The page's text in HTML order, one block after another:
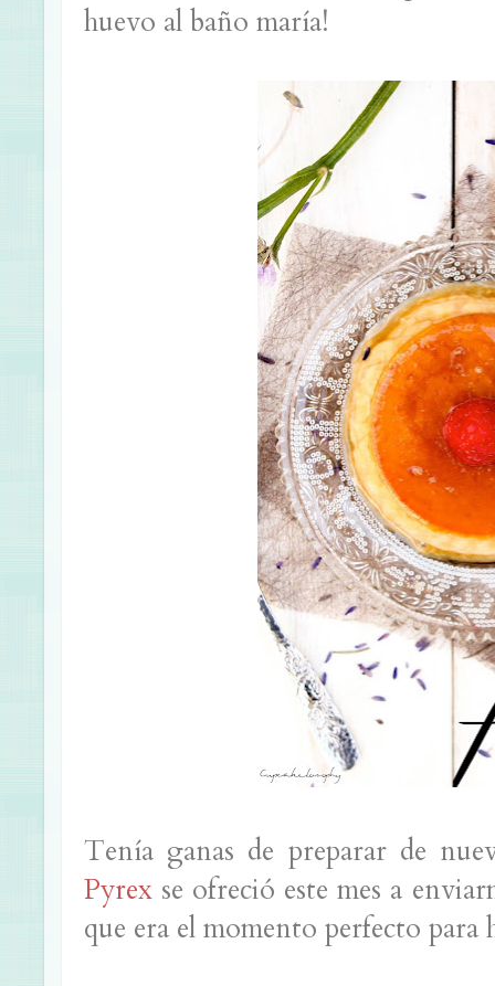
huevo al baño maría!
Tenía ganas de preparar de
Pyrex se ofreció este mes a
que era el momento perfecto para